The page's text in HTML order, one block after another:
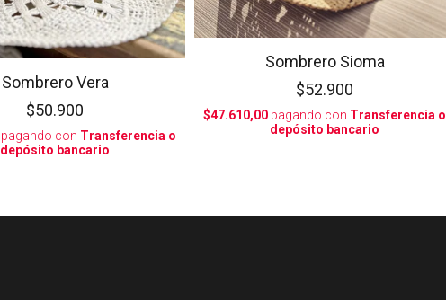
Sombrero Vera
$50.900
pagando con Transferencia o
depósito bancario
Sombrero Sioma
$52.900
$47.610,00 pagando con Transferencia o
depósito bancario